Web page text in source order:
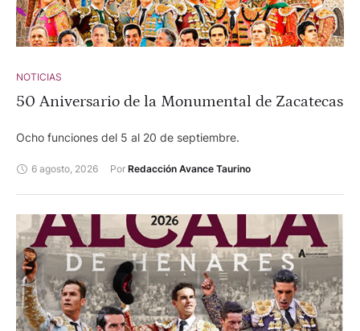
NOTICIAS
50 Aniversario de la Monumental de Zacatecas
Ocho funciones del 5 al 20 de septiembre.
6 agosto, 2026 Por Redacción Avance Taurino